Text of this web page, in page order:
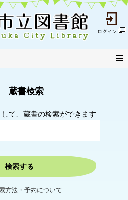
ログイン
蔵書検索
て、蔵書の検索ができます
検索する
方法・予約について